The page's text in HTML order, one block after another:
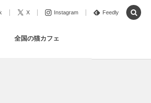
X Instagram Feedly
全国の猫カフェ